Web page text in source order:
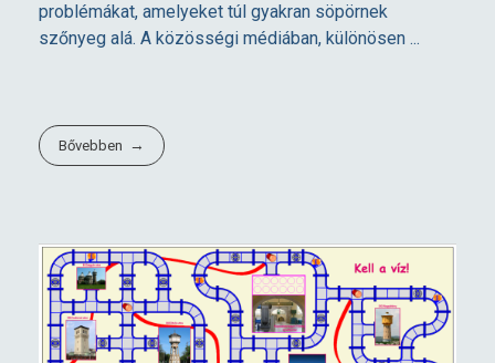
problémákat, amelyeket túl gyakran söpörnek
szőnyeg alá. A közösségi médiában, különösen ...
Bővebben